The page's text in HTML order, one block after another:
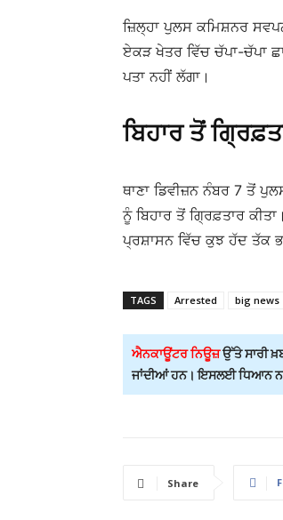
ਜ਼ਿਲ੍ਹਾ ਪੁਲਸ ਕਮਿਸ਼ਨਰ
ਏਕੜ ਖੇਤਰ ਵਿੱਚ ਚੱਪਾ-ਚੱਪਾ
ਪਤਾ ਨਹੀਂ ਲੱਗਾ।
ਬਿਹਾਰ ਤੋਂ
ਥਾਣਾ ਡਿਵੀਜ਼ਨ ਨੰਬਰ 7 ਤੋਂ
ਨੂੰ ਬਿਹਾਰ ਤੋਂ ਗ੍ਰਿਫ਼ਤਾਰ
ਪ੍ਰਸ਼ਾਸਨ ਵਿੱਚ ਕੁਝ ਹੱਦ
TAGS Arrested big news
ਐਨਕਾਊਂਟਰ ਨਿਊਜ਼ਉੱਤੇ ਸਾਰੀ
ਜਾਂਦੀਆਂ ਹਨ। ਇਸਲਈ ਧਿਆਨ
Share